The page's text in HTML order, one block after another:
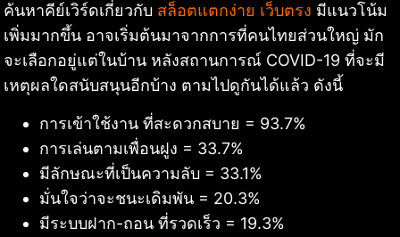
ค้นหาคีย์เวิร์ดเกี่ยวกับ สล็อตแตกง่าย เว็บตรง มีแนวโน้ม
เพิ่มมากขึ้น อาจเริ่มต้นมาจากการที่คนไทยส่วนใหญ่ มัก
จะเลือกอยู่แต่ในบ้าน หลังสถานการณ์ COVID-19 ที่จะมี
เหตุผลใดสนับสนุนอีกบ้าง ตามไปดูกันได้แล้ว ดังนี้
การเข้าใช้งาน ที่สะดวกสบาย = 93.7%
การเล่นตามเพื่อนฝูง = 33.7%
มีลักษณะที่เป็นความลับ = 33.1%
มั่นใจว่าจะชนะเดิมพัน = 20.3%
มีระบบฝาก-ถอน ที่รวดเร็ว = 19.3%